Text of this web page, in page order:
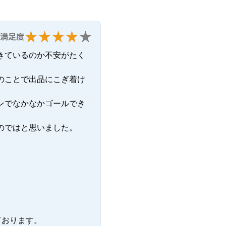
満足度
いるのか不安がたく
ことで出品にこぎ着け
なかなかゴールでき
はと思いました。
ります。